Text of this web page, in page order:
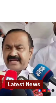
Latest News